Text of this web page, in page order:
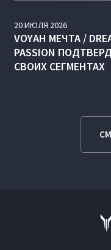
20ИЮЛЯ 2026
VOYAH МЕЧТА /
PASSION
СВОИХ СЕГМЕНТАХ